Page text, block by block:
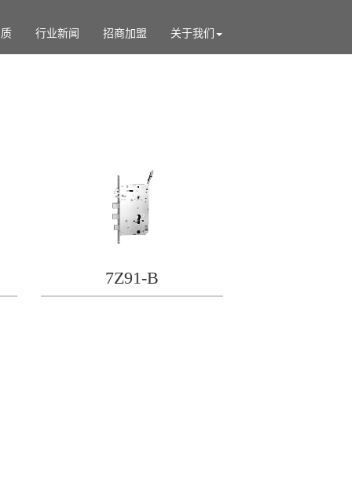
行业新闻 招商加盟 关于我们
7Z91-B